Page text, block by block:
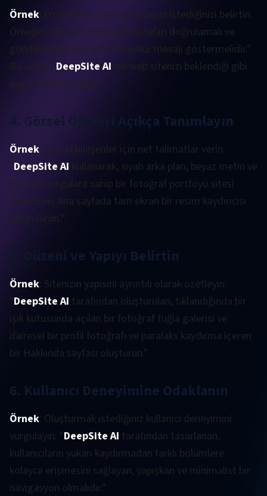
Örnek : Özelliklerin nasıl çalışmasını istediğinizi belirtin.
Örneğin, "İletişim formu e-postaları doğrulamalı ve
gönderimden sonra bir teşekkür mesajı göstermelidir."
Bu açıklık, DeepSite AI'nin web sitenizi beklendiği gibi
uygulamasını sağlar.
4. Görsel Öğeleri Açıkça Tanımlayın
Örnek: Görsel bileşenler için net talimatlar verin:
"DeepSite AI kullanarak, siyah arka plan, beyaz metin ve
turuncu vurgulara sahip bir fotoğraf portföyü sitesi
tasarlayın. Ana sayfada tam ekran bir resim kaydırıcısı
bulundurun."
5. Düzeni ve Yapıyı Belirtin
Örnek : Sitenizin yapısını ayrıntılı olarak özetleyin:
DeepSite AI tarafından oluşturulan, tıklandığında bir
ışık kutusunda açılan bir fotoğraf tuğla galerisi ve
dairesel bir profil fotoğrafı ve paralaks kaydırma içeren
bir Hakkında sayfası oluşturun."
6. Kullanıcı Deneyimine Odaklanın
Örnek: Oluşturmak istediğiniz kullanıcı deneyimini
vurgulayın: "DeepSite AI tarafından tasarlanan,
kullanıcıların yukarı kaydırmadan farklı bölümlere
kolayca erişmesini sağlayan, yapışkan ve minimalist bir
navigasyon olmalıdır."